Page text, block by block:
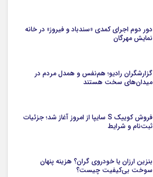
دور دوم اجرای کمدی «سندباد و فیروز» در خانه
نمایش مهرگان
گزارشگران رادیو؛ هم‌نفس و همدل مردم در
میدان‌های سخت هستند
فروش کوییک S سایپا از امروز آغاز شد؛ جزئیات
ثبت‌نام و شرایط
بنزین ارزان یا خودروی گران؟ هزینه پنهان
سوخت بی‌کیفیت چیست؟